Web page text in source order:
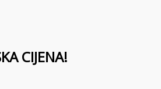
CIJENA!